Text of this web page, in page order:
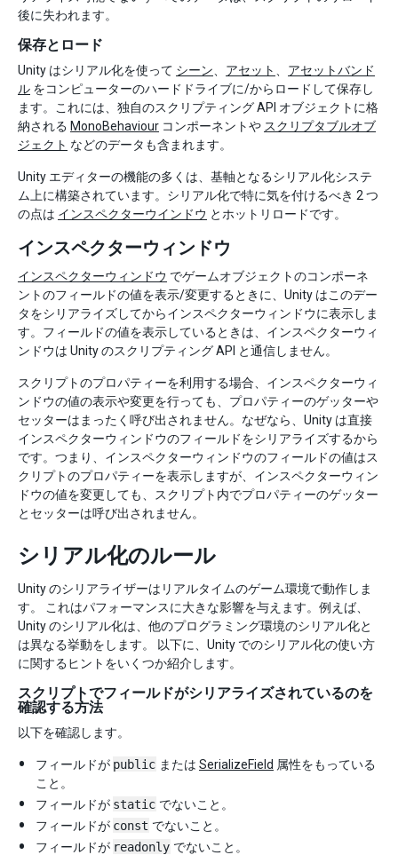
後に失われます。
保存とロード
Unity はシリアル化を使って シーン アセット
アセットバンド
ル をコンピューターのハードドライブに/からロードして保存し
ます。これには、独自のスクリプティング API オブジェクトに格
納される MonoBehaviour コンポーネントや スクリプタブルオブ
ジェクト などのデータも含まれます。
Unity エディターの機能の多くは、基軸となるシリアル化システ
ム上に構築されています。シリアル化で特に気を付けるべき 2 つ
の点は インスペクターウインドウ とホットリロードです。
インスペクターウィンドウ
インスペクターウィンドウ でゲームオブジェクトのコンポーネ
ントのフィールドの値を表示/変更するときに、Unity はこのデー
タをシリアライズしてからインスペクターウィンドウに表示しま
す。フィールドの値を表示しているときは、インスペクターウィ
ンドウは Unity のスクリプティング API と通信しません。
スクリプトのプロパティーを利用する場合、インスペクターウィ
ンドウの値の表示や変更を行っても、プロパティーのゲッターや
セッターはまったく呼び出されません。なぜなら、Unity は直接
インスペクターウィンドウのフィールドをシリアライズするから
です。つまり、インスペクターウィンドウのフィールドの値はス
クリプトのプロパティーを表示しますが、インスペクターウィン
ドウの値を変更しても、スクリプト内でプロパティーのゲッター
とセッターは呼び出されません。
シリアル化のルール
Unity のシリアライザーはリアルタイムのゲーム環境で動作しま
す。 これはパフォーマンスに大きな影響を与えます。例えば、
Unity のシリアル化は、他のプログラミング環境のシリアル化と
は異なる挙動をします。 以下に、Unity でのシリアル化の使い方
に関するヒントをいくつか紹介します。
スクリプトでフィールドがシリアライズされているのを
確認する方法
以下を確認します。
フィールドが public または SerializeField 属性をもっている
こと。
フィールドが static でないこと。
フィールドが const でないこと。
フィールドが readonly でないこと。